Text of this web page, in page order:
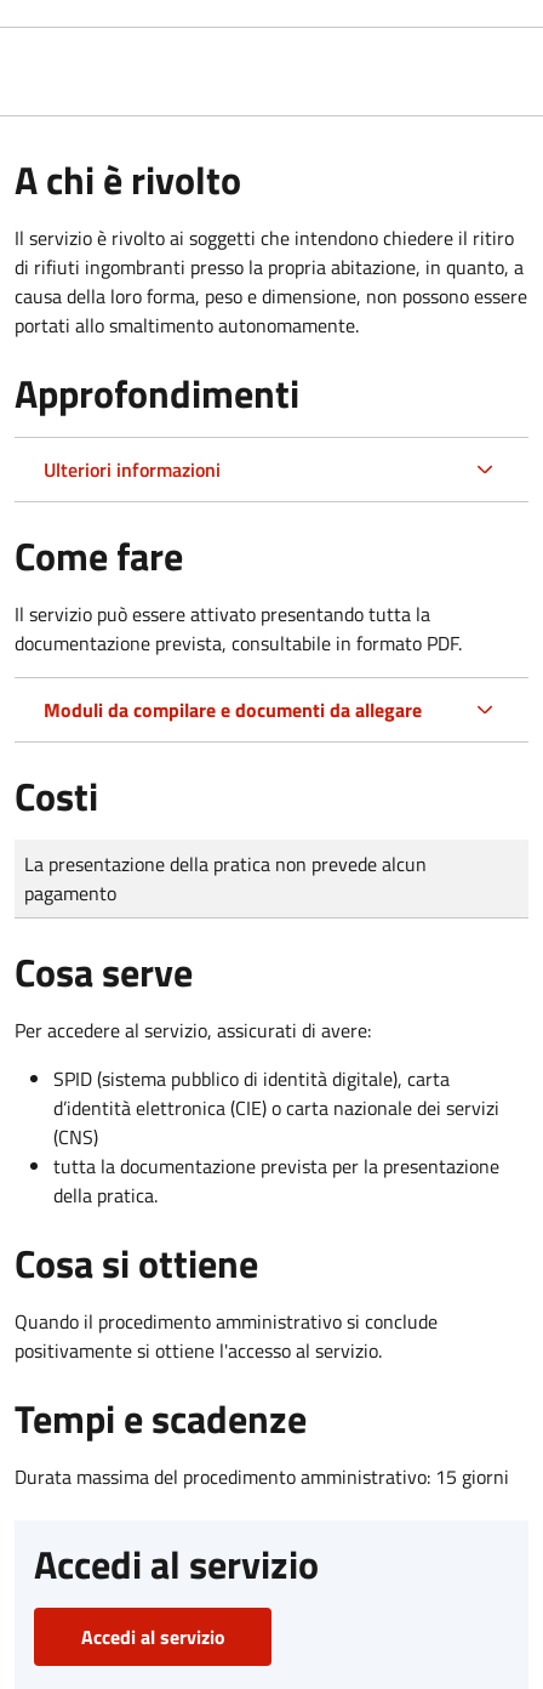
A chi è rivolto
Il servizio è rivolto ai soggetti che intendono chiedere il ritiro
di rifiuti ingombranti presso la propria abitazione, in quanto, a
causa della loro forma, peso e dimensione, non possono essere
portati allo smaltimento autonomamente.
Approfondimenti
Ulteriori informazioni
Come fare
Il servizio può essere attivato presentando tutta la
documentazione prevista, consultabile in formato PDF.
Moduli da compilare e documenti da allegare
Costi
Tipo di pagamento
Importo
La presentazione della pratica non prevede alcun
pagamento
Cosa serve
Per accedere al servizio, assicurati di avere:
SPID (sistema pubblico di identità digitale), carta
d’identità elettronica (CIE) o carta nazionale dei servizi
(CNS)
tutta la documentazione prevista per la presentazione
della pratica.
Cosa si ottiene
Quando il procedimento amministrativo si conclude
positivamente si ottiene l'accesso al servizio.
Tempi e scadenze
Durata massima del procedimento amministrativo: 15 giorni
Accedi al servizio
Accedi al servizio